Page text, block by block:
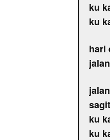
ku
ku
hari
ku
ku